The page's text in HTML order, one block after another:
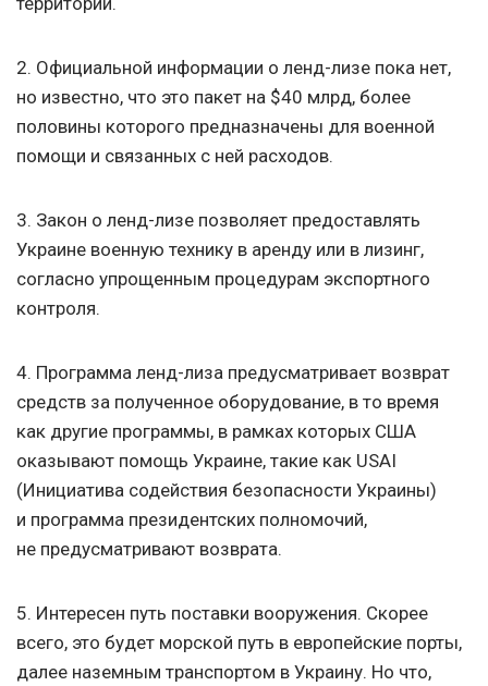
2. Официальной информации о ленд-лизе пока нет,
но известно, что это пакет на $40 млрд, более
половины которого предназначены для военной
помощи и связанных с ней расходов.
3. Закон о ленд-лизе позволяет предоставлять
Украине военную технику в аренду или в лизинг,
согласно упрощенным процедурам экспортного
контроля.
4. Программа ленд-лиза предусматривает возврат
средств за полученное оборудование, в то время
как другие программы, в рамках которых США
оказывают помощь Украине, такие как USAI
(Инициатива содействия безопасности Украины)
и программа президентских полномочий,
не предусматривают возврата.
5. Интересен путь поставки вооружения. Скорее
всего, это будет морской путь в европейские порты,
далее наземным транспортом в Украину. Но что,